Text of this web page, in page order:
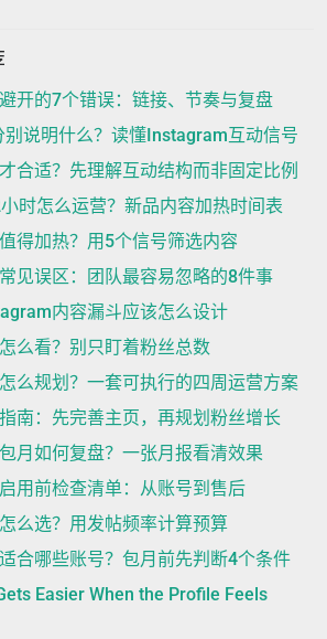
开的7个错误：链接、节奏与复盘
别说明什么？读懂Instagram互动信号
合适？先理解互动结构而非固定比例
时怎么运营？新品内容加热时间表
得加热？用5个信号筛选内容
见误区：团队最容易忽略的8件事
内容漏斗应该怎么设计
么看？别只盯着粉丝总数
么规划？一套可执行的四周运营方案
南：先完善主页，再规划粉丝增长
月如何复盘？一张月报看清效果
用前检查清单：从账号到售后
么选？用发帖频率计算预算
合哪些账号？包月前先判断4个条件
Easier When the Profile Feels